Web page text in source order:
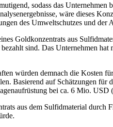
sodass das
wäre dieses
des Umweltschutzes und der
Goldkonzentrats aus
sind. Das Unternehmen
würden demnach die Kosten
Basierend auf Schätzungen
bei ca. 6 Mio.
aus dem Sulfidmaterial